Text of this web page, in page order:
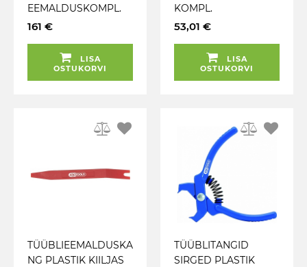
EEMALDUSKOMPL.
METALL 230MM KS
161 €
LISA
OSTUKORVI
KOMPL.
POLSTRITÖÖDEKS
53,01 €
LISA
OSTUKORVI
TÜÜBLIEEMALDUSKA
NG PLASTIK KIILJAS
TÜÜBLITANGID
SIRGED PLASTIK